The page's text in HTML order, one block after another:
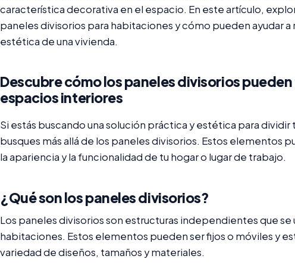
característica decorativa en el espacio. En este artículo,
paneles divisorios para habitaciones y cómo pueden ayudar
estética de una vivienda.
Descubre cómo los paneles divisorios
espacios interiores
Si estás buscando una solución práctica y estética para
busques más allá de los paneles divisorios. Estos elementos
la apariencia y la funcionalidad de tu hogar o lugar de trabajo.
¿Qué son los paneles divisorios?
Los paneles divisorios son estructuras independientes que se
habitaciones. Estos elementos pueden ser fijos o móviles y
variedad de diseños, tamaños y materiales.